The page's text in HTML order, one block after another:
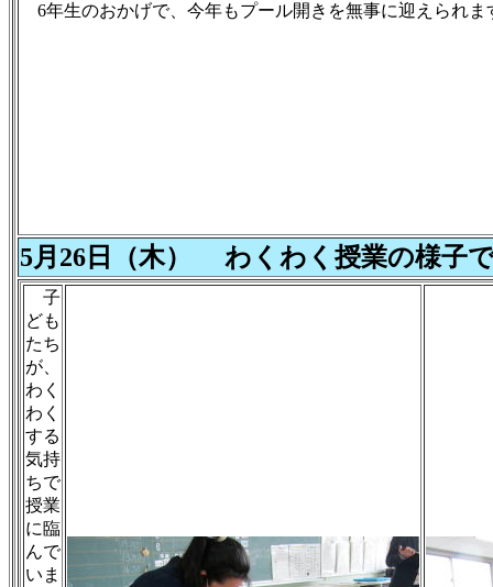
6年生のおかげで、今年もプール開きを無事に迎えられま
5月26日（木） わくわく授業の様子
子
ども
たち
が、
わく
わく
する
気持
ちで
授業
に臨
んで
いま